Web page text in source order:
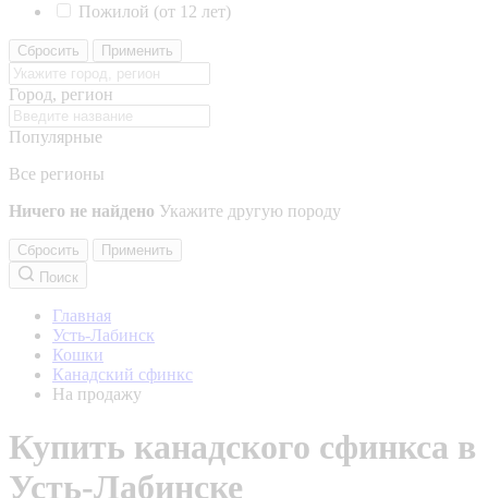
Пожилой (от 12 лет)
Сбросить Применить
Город, регион
Популярные
Все регионы
Ничего не найдено Укажите другую породу
Сбросить
Применить
Поиск
Главная
Усть-Лабинск
Кошки
Канадский сфинкс
На продажу
Купить канадского сфинкса в
Усть-Лабинске